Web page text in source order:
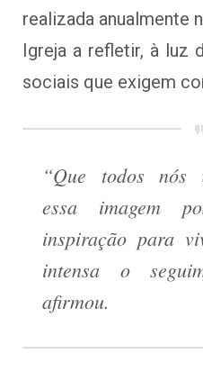
realizada anualmente
Igreja a refletir, à luz
sociais que exigem
“Que todos nós
essa imagem
inspiração para
intensa o
afirmou.